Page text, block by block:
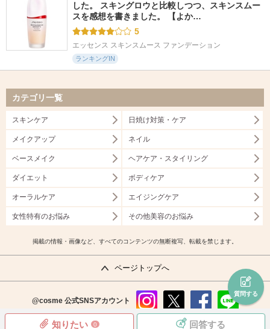
知りたい 0 回答する
質問する
した。 スキングロウと比較しつつ、スキンスムー
スを感想を書きました。 【よか…
5
エッセンス スキンスムース ファンデーション
ランキングIN
カテゴリ一覧
スキンケア 日焼け対策・ケア
メイクアップ ネイル
ベースメイク ヘアケア・スタイリング
ダイエット ボディケア
オーラルケア エイジングケア
女性特有のお悩み その他美容のお悩み
掲載の情報・画像など、すべてのコンテンツの無断複写、転載を禁じます。
ページトップへ
@cosme 公式SNSアカウント
instag
x
faceb
line